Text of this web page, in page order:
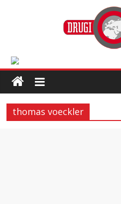
thomas voeckler